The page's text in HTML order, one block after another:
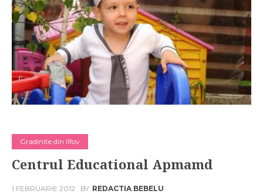
Gradinite din Ilfov
Centrul Educational Apmamd
1 FEBRUARIE 2012 BY REDACTIA BEBELU